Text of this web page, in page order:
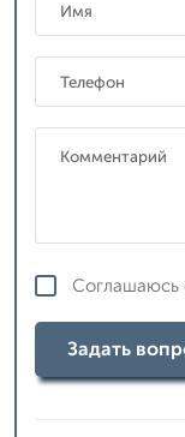
Соглашаюсь
Задать